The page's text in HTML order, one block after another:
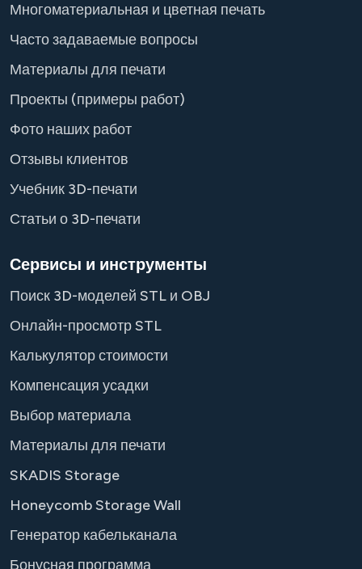
Многоматериальная и цветная печать
Часто задаваемые вопросы
Материалы для печати
Проекты (примеры работ)
Фото наших работ
Отзывы клиентов
Учебник 3D-печати
Статьи о 3D-печати
Сервисы и инструменты
Поиск 3D-моделей STL и OBJ
Онлайн-просмотр STL
Калькулятор стоимости
Компенсация усадки
Выбор материала
Материалы для печати
SKADIS Storage
Honeycomb Storage Wall
Генератор кабельканала
Бонусная программа